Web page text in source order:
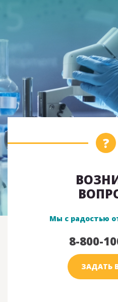
Мы с радостью
8-800-
ЗАДАТЬ